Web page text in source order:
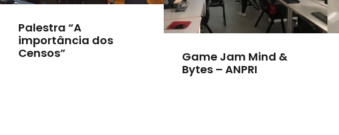
Palestra “A
importância dos
Censos”
Game Jam Mind &
Bytes – ANPRI